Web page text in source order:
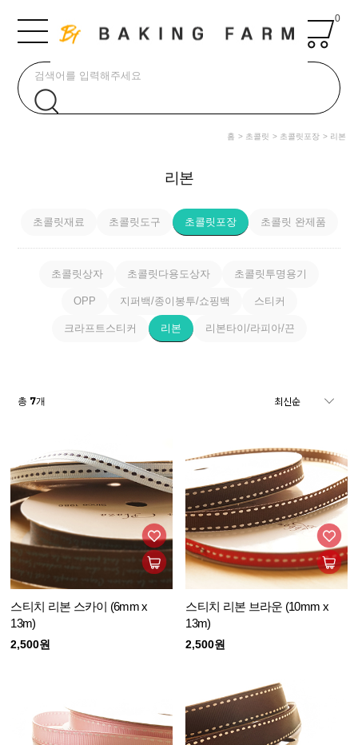
0
홈 초콜릿 초콜릿포장 리본
리본
초콜릿재료 초콜릿도구 초콜릿포장 초콜릿 완제품
초콜릿상자 초콜릿다용도상자 초콜릿투명용기
OPP 지퍼백/종이봉투/쇼핑백 스티커
크라프트스티커 리본 리본타이/라피아/끈
총 7개
스티치 리본 스카이 (6mm x
13m)
2,500원
스티치 리본 브라운 (10mm x
13m)
2,500원